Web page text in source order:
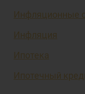
Инфляционные
Инфляция
Ипотека
Ипотечный